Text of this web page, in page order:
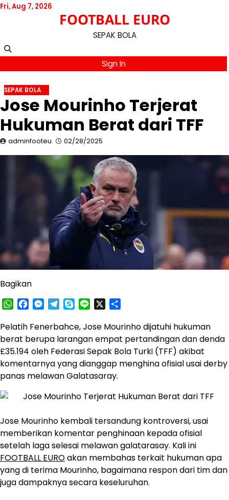
Skip
Fri, Aug 7, 2026
FOOTBALL EURO
SEPAK BOLA
Sign In
SEPAK BOLA
Jose Mourinho Terjerat
Hukuman Berat dari TFF
adminfooteu 02/28/2025
Bagikan
WhatsApp
Facebook
Messenger
Telegram
SkypeLine
Pelatih Fenerbahce, Jose Mourinho dijatuhi hukuman
berat berupa larangan empat pertandingan dan denda
£35.194 oleh Federasi Sepak Bola Turki (TFF) akibat
komentarnya yang dianggap menghina ofisial usai derby
panas melawan Galatasaray.
Jose Mourinho kembali tersandung kontroversi, usai
memberikan komentar penghinaan kepada ofisial
setelah laga selesai melawan galatarasay. Kali ini
FOOTBALL EUROakan membahas terkait hukuman apa
yang di terima Mourinho, bagaimana respon dari tim dan
juga dampaknya secara keseluruhan.